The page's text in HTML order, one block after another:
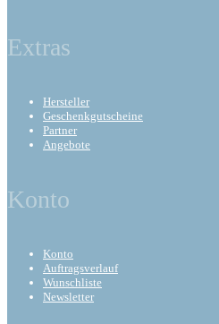
Extras
Hersteller
Geschenkgutscheine
Partner
Angebote
Konto
Konto
Auftragsverlauf
Wunschliste
Newsletter